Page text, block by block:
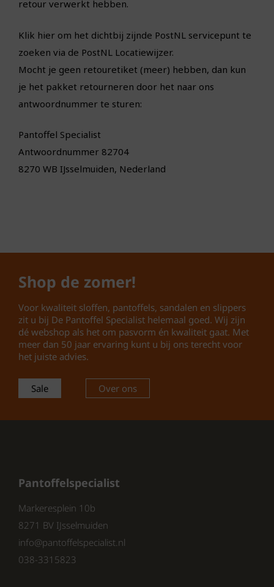
retour verwerkt hebben.
Klik hier om het dichtbij zijnde PostNL servicepunt te
zoeken via de PostNL Locatiewijzer.
Mocht je geen retouretiket (meer) hebben, dan kun
je het pakket retourneren door het naar ons
antwoordnummer te sturen:
Pantoffel Specialist
Antwoordnummer 82704
8270 WB IJsselmuiden, Nederland
Shop de zomer!
Voor kwaliteit sloffen, pantoffels, sandalen en slippers
zit u bij De Pantoffel Specialist helemaal goed. Wij zijn
dé webshop als het om pasvorm én kwaliteit gaat. Met
meer dan 50 jaar ervaring kunt u bij ons terecht voor
het juiste advies.
Sale Over ons
Pantoffelspecialist
Markeresplein 10b
8271 BV IJsselmuiden
info@pantoffelspecialist.nl
038-3315823